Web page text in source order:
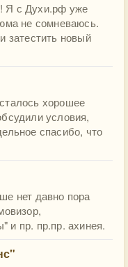
Я с Духи.рф уже
не сомневаюсь.
затестить новый
хорошее
условия,
спасибо, что
нет давно пора
и пр. пр.пр. ахинея.